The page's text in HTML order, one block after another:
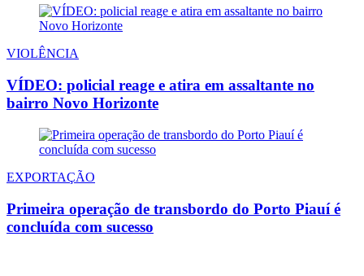
VIOLÊNCIA
VÍDEO: policial reage e atira em assaltante no
bairro Novo Horizonte
EXPORTAÇÃO
Primeira operação de transbordo do Porto Piauí é
concluída com sucesso